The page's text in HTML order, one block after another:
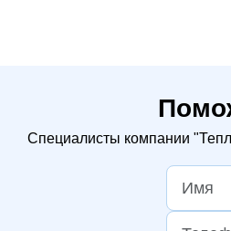
Специалисты компании